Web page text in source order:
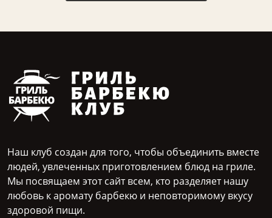
Наш клуб создан для того, чтобы объединить вместе
людей, увлеченных приготовлением блюд на гриле.
Мы посвящаем этот сайт всем, кто разделяет нашу
любовь к аромату барбекю и неповторимому вкусу
здоровой пищи.